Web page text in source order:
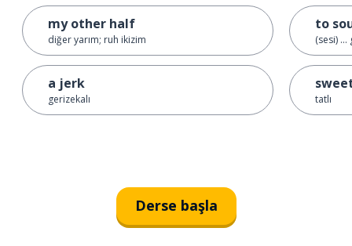
my other half
diğer yarım; ruh ikizim
a jerk
gerizekalı
to
(sesi)
tatlı
Derse başla